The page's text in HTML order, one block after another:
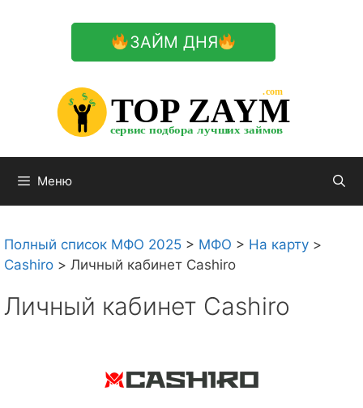
ЗАЙМ ДНЯ
TOP ZAYM
сервис подбора лучших займов
.com
$
$
$
Меню
Полный список МФО 2025 > МФО > На карту >
Cashiro > Личный кабинет Cashiro
Личный кабинет Cashiro